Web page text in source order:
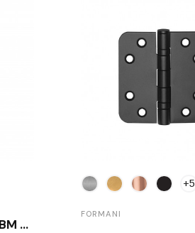
RAAMKLINK PBL15-DK BM WIT
+5
FORMANI